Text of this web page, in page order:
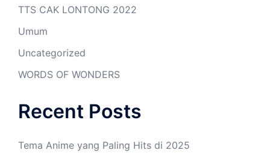
TTS CAK LONTONG 2022
Umum
Uncategorized
WORDS OF WONDERS
Recent Posts
Tema Anime yang Paling Hits di 2025